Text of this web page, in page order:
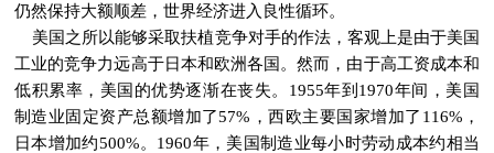
仍然保持大额顺差，世界经济进入良性循环。
美国之所以能够采取扶植竞争对手的作法，客观上是由于美国
工业的竞争力远高于日本和欧洲各国。然而，由于高工资成本和
低积累率，美国的优势逐渐在丧失。1955年到1970年间，美国
制造业固定资产总额增加了57%，西欧主要国家增加了116%，
日本增加约500%。1960年，美国制造业每小时劳动成本约相当